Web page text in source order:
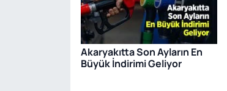
Akaryakıtta Son Ayların En
Büyük İndirimi Geliyor